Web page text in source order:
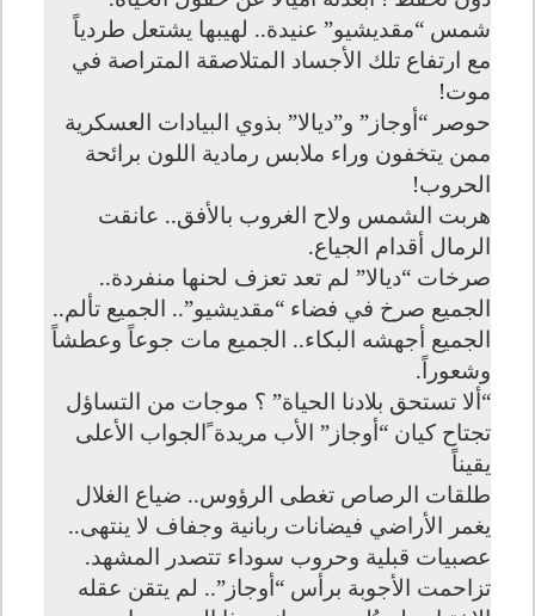
شمس “مقديشيو” عنيدة.. لهيبها يشتعل طردياً
مع ارتفاع تلك الأجساد المتلاصقة المتراصة في
موت!
حوصر “أوجاز” و”ديالا” بذوي البيادات العسكرية
ممن يتخفون وراء ملابس رمادية اللون برائحة
الحروب!
هربت الشمس ولاح الغروب بالأفق.. عانقت
الرمال أقدام الجياع.
صرخات “ديالا” لم تعد تعزف لحنها منفردة..
الجميع صرخ في فضاء “مقديشيو”.. الجميع تألم..
الجميع أجهشه البكاء.. الجميع مات جوعاً وعطشاً
وشعوراً.
“ألا تستحق بلادنا الحياة” ؟ موجات من التساؤل
تجتاح كيان “أوجاز” الأب مريدة ًالجواب الأعلى
يقيناً
طلقات الرصاص تغطى الرؤوس.. ضياع الغلال
يغمر الأراضي فيضانات ربانية وجفاف لا ينتهى..
عصبيات قبلية وحروب سوداء تتصدر المشهد.
تزاحمت الأجوبة برأس “أوجاز”.. لم يتقن عقله